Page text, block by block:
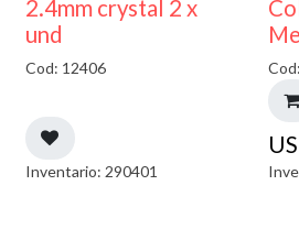
2.4mm crystal 2 x
und
Cod: 12406
Inventario: 290401